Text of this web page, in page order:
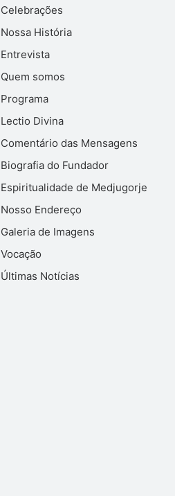
Celebrações
Nossa História
Entrevista
Quem somos
Programa
Lectio Divina
Comentário das Mensagens
Biografia do Fundador
Espiritualidade de Medjugorje
Nosso Endereço
Galeria de Imagens
Vocação
Últimas Notícias